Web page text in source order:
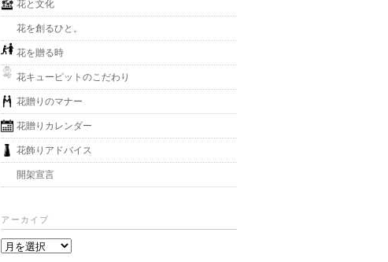
花と文化
花を創るひと。
花を贈る時
花キューピットのこだわり
花贈りのマナー
花贈りカレンダー
花飾りアドバイス
開架宣言
アーカイブ
ア